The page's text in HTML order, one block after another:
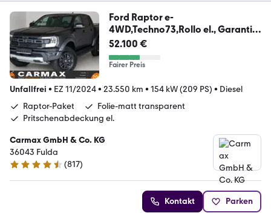
Ford Raptor e-
4WD,Techno73,Rollo el., Garantie
11.29
52.100 €
Fairer Preis
Unfallfrei • EZ 11/2024• 23.550 km • 154 kW (209 PS) • Diesel
Raptor-Paket
Folie-matt transparent
Pritschenabdeckung el.
Carmax GmbH & Co. KG
36043 Fulda
4.6 Sterne
(817)
Kontakt Parken